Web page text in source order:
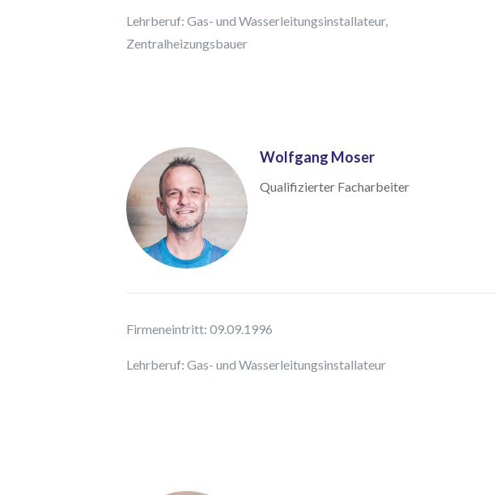
Lehrberuf: Gas- und Wasserleitungsinstallateur,
Zentralheizungsbauer
Wolfgang Moser
Qualifizierter Facharbeiter
Firmeneintritt: 09.09.1996
Lehrberuf: Gas- und Wasserleitungsinstallateur